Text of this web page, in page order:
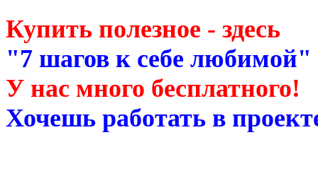
Купить полезное - здесь
"7 шагов к себе
У нас много бесплатного!
Хочешь работать в